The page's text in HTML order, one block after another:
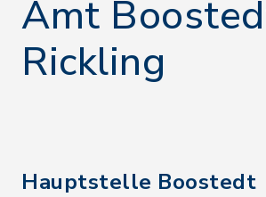
Amt
Rickling
Hauptstelle Boostedt